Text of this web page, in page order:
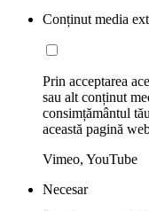
Conținut media
Prin acceptarea
sau alt conținut
consimțământul
această pagină
Vimeo, YouTube
Necesar